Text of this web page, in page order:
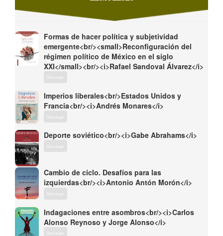
Formas de hacer política y subjetividad
emergente<br/><small>Reconfiguración del
régimen político de México en el siglo
XXI</small><br/><i>Rafael Sandoval Álvarez</i>
Descargar
Imperios liberales<br/>Estados Unidos y
Francia<br/><i>Andrés Monares</i>
Descargar
Deporte soviético<br/><i>Gabe Abrahams</i>
Descargar
Cambio de ciclo. Desafíos para las
izquierdas<br/><i>Antonio Antón Morón</i>
Descargar
Indagaciones entre asombros<br/><i>Carlos
Alonso Reynoso y Jorge Alonso</i>
Descargar